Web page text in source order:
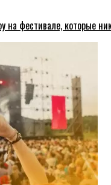
фестивале, которые